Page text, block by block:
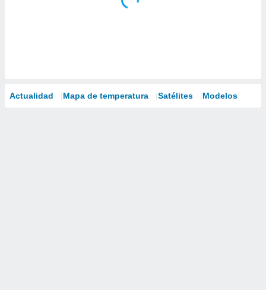
Actualidad Mapa de temperatura Satélites Modelos